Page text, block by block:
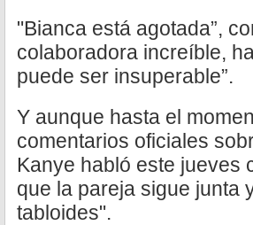
"Bianca está agotada”,
colaboradora increíble,
puede ser insuperable”.
Y aunque hasta el
comentarios oficiales
Kanye habló este jueves
que la pareja sigue junta
tabloides".